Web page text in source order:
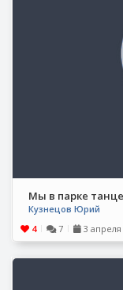
Мы в парке
Кузнецов Юрий
4
7 3 апреля